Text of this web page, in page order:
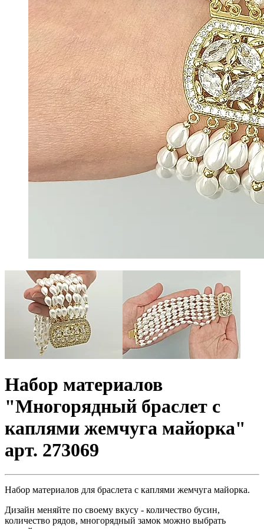
Набор материалов
"Многорядный браслет с
каплями жемчуга майорка"
арт. 273069
Набор материалов для браслета с каплями жемчуга майорка.
Дизайн меняйте по своему вкусу - количество бусин,
количество рядов, многорядный замок можно выбрать